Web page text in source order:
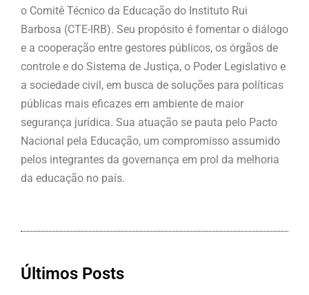
o Comitê Técnico da Educação do Instituto Rui
Barbosa (CTE-IRB). Seu propósito é fomentar o diálogo
e a cooperação entre gestores públicos, os órgãos de
controle e do Sistema de Justiça, o Poder Legislativo e
a sociedade civil, em busca de soluções para políticas
públicas mais eficazes em ambiente de maior
segurança jurídica. Sua atuação se pauta pelo Pacto
Nacional pela Educação, um compromisso assumido
pelos integrantes da governança em prol da melhoria
da educação no país.
Últimos Posts